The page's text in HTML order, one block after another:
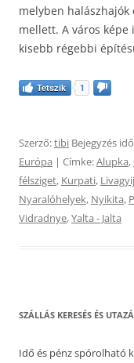
melyben halászhajók
mellett. A város képe
kisebb régebbi
Tetszik 1
Szerző:tibi Bejegyzés
Európa | Címke:Alupka,
félsziget, Kurpati,
Nyaralóhelyek, Nyikita,
Vidradnye,Yalta - Jalta
SZÁLLÁS KERESÉS ÉS
Idő és pénz spórolható